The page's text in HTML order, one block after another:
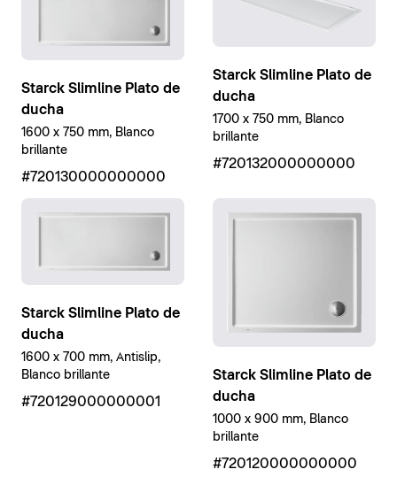
Starck Slimline Plato de
ducha
1600 x 750 mm, Blanco
brillante
#720130000000000
Starck Slimline Plato de
ducha
1700 x 750 mm, Blanco
brillante
#720132000000000
Starck Slimline Plato de
ducha
1600 x 700 mm, Antislip,
Blanco brillante
#720129000000001
Starck Slimline Plato de
ducha
1000 x 900 mm, Blanco
brillante
#720120000000000